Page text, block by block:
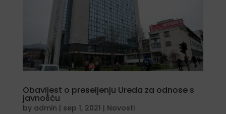
Obavijest o preseljenju Ureda za odnose s
javnošću
by admin | sep 1, 2021 | Novosti